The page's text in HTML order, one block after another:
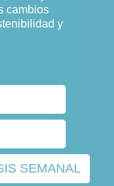
cambios
y